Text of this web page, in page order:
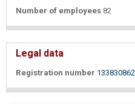
Number of employees 82
Legal data
Registration number 133830862